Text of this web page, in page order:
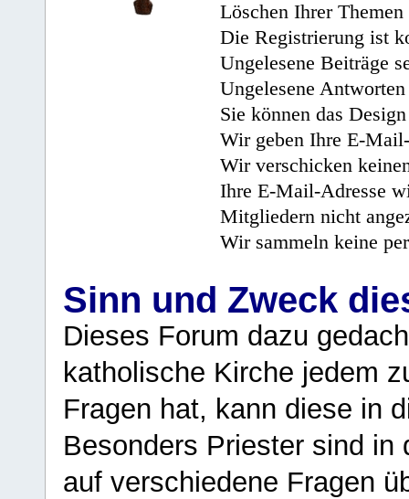
Löschen Ihrer
Die Registrierung ist
Ungelesene Beiträge
Ungelesene
Sie können das
Wir geben Ihre E-
Wir verschicken
Ihre E-Mail-Adresse
Mitgliedern nicht
Wir sammeln keine
Sinn und Zweck
Dieses Forum dazu
katholische Kirche jedem
Fragen hat, kann diese in
Besonders Priester sind in
auf verschiedene Fragen